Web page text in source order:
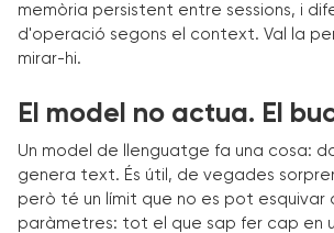
memòria persistent entre sessions, i
d'operació segons el context. Val la
mirar-hi.
El model no actua. El
Un model de llenguatge fa una cosa:
genera text. És útil, de vegades
però té un límit que no es pot esquivar
paràmetres: tot el que sap fer cap en